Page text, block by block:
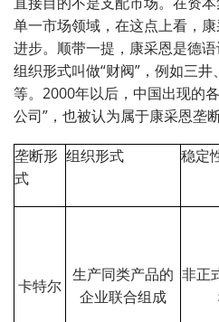
单一市场领域，在这点上看，
进步。顺带一提，康采恩是德
组织形式叫做“财阀”，例如三
等。 2000年以后，中国出现的
公司”，也被认为属于康采恩垄断
垄断形
式
组织形式 稳定
卡特尔
生产同类产品的
企业联合组成
非正